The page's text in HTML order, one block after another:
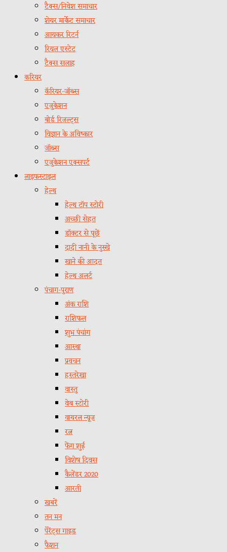
टैक्स/निवेश समाचार
शेयर मार्केट समाचार
आयकर रिटर्न
रियल एस्टेट
टैक्स सलाह
करियर
कॅरियर-जॉब्स
एजुकेशन
बोर्ड रिजल्ट्स
विज्ञान के अविष्कार
जॉब्स
एजुकेशन एक्सपर्ट
लाइफस्टाइल
हेल्थ
हेल्थ टॉप स्टोरी
अच्छी सेहत
डॉक्टर से पूछें
दादी नानी के नुस्खे
खाने की आदत
हेल्थ अलर्ट
पंचाग-पुराण
अंक राशि
राशिफल
शुभ पंचांग
आस्था
प्रवचन
हस्तरेखा
वास्तु
वेब स्टोरी
वायरल न्यूज़
रत्न
फेंग शुई
विशेष दिवस
कैलेंडर 2020
आरती
खबरें
तन मन
पेरेंट्स गाइड
फैशन